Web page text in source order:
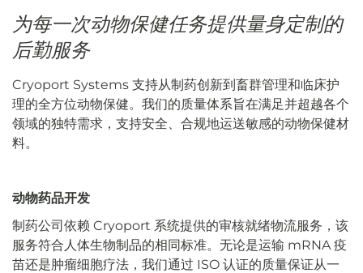
为每一次动物保健任务提供量身定制的
后勤服务
Cryoport Systems 支持从制药创新到畜群管理和临床护
理的全方位动物保健。我们的质量体系旨在满足并超越各个
领域的独特需求，支持安全、合规地运送敏感的动物保健材
料。
动物药品开发
制药公司依赖 Cryoport 系统提供的审核就绪物流服务，该
服务符合人体生物制品的相同标准。无论是运输 mRNA 疫
苗还是肿瘤细胞疗法，我们通过 ISO 认证的质量保证从一